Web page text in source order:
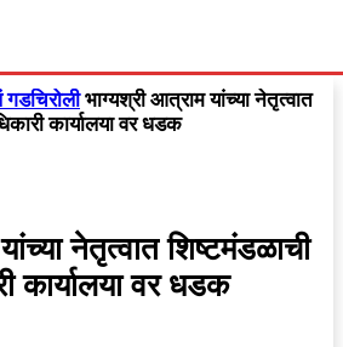
भाग्यश्री आत्राम यांच्या नेतृत्वात
कार्यालया वर धडक
नेतृत्वात शिष्टमंडळाची
कार्यालया वर धडक